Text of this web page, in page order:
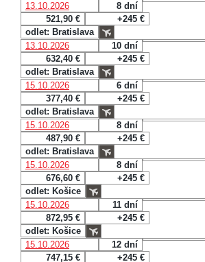
13.10.2026
8 dní
521,90 €
+245 €
odlet: Bratislava
13.10.2026
10 dní
632,40 €
+245 €
odlet: Bratislava
15.10.2026
6 dní
377,40 €
+245 €
odlet: Bratislava
15.10.2026
8 dní
487,90 €
+245 €
odlet: Bratislava
15.10.2026
8 dní
676,60 €
+245 €
odlet: Košice
15.10.2026
11 dní
872,95 €
+245 €
odlet: Košice
15.10.2026
12 dní
747,15 €
+245 €